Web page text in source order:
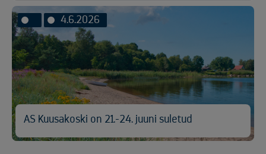
4.6.2026
AS Kuusakoski on 21.-24. juuni suletud